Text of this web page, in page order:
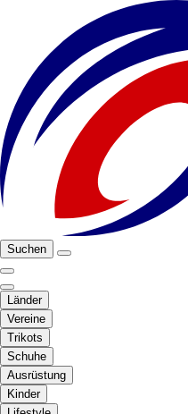
Suchen
Länder
Vereine
Trikots
Schuhe
Ausrüstung
Kinder